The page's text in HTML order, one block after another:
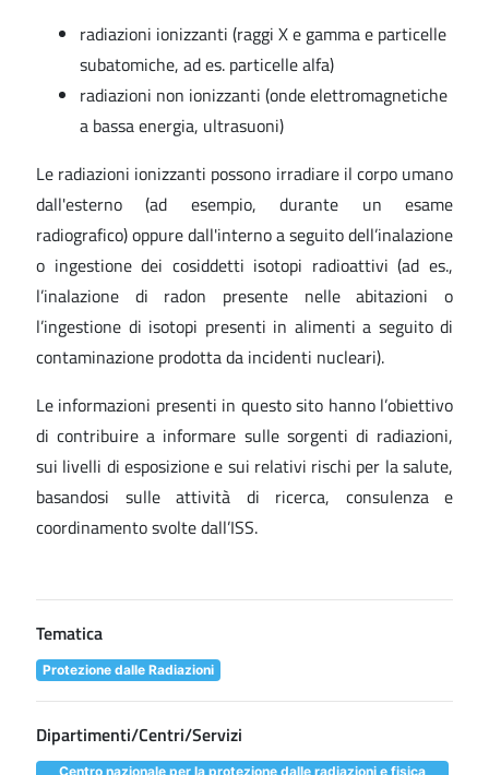
radiazioni ionizzanti (raggi X e gamma e particelle
subatomiche, ad es. particelle alfa)
radiazioni non ionizzanti (onde elettromagnetiche
a bassa energia, ultrasuoni)
Le radiazioni ionizzanti possono irradiare il corpo umano
dall'esterno (ad esempio, durante un esame
radiografico) oppure dall'interno a seguito dell’inalazione
o ingestione dei cosiddetti isotopi radioattivi (ad es.,
l’inalazione di radon presente nelle abitazioni o
l’ingestione di isotopi presenti in alimenti a seguito di
contaminazione prodotta da incidenti nucleari).
Le informazioni presenti in questo sito hanno l’obiettivo
di contribuire a informare sulle sorgenti di radiazioni,
sui livelli di esposizione e sui relativi rischi per la salute,
basandosi sulle attività di ricerca, consulenza e
coordinamento svolte dall’ISS.
Tematica
Protezione dalle Radiazioni
Dipartimenti/Centri/Servizi
Centro nazionale per la protezione dalle radiazioni e fisica